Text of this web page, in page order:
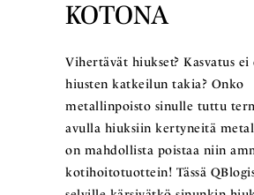
KOTONA
Vihertävät hiukset? Kasvatus ei
hiusten katkeilun takia? Onko
metallinpoisto sinulle tuttu
avulla hiuksiin kertyneitä
on mahdollista poistaa niin
kotihoitotuottein! Tässä